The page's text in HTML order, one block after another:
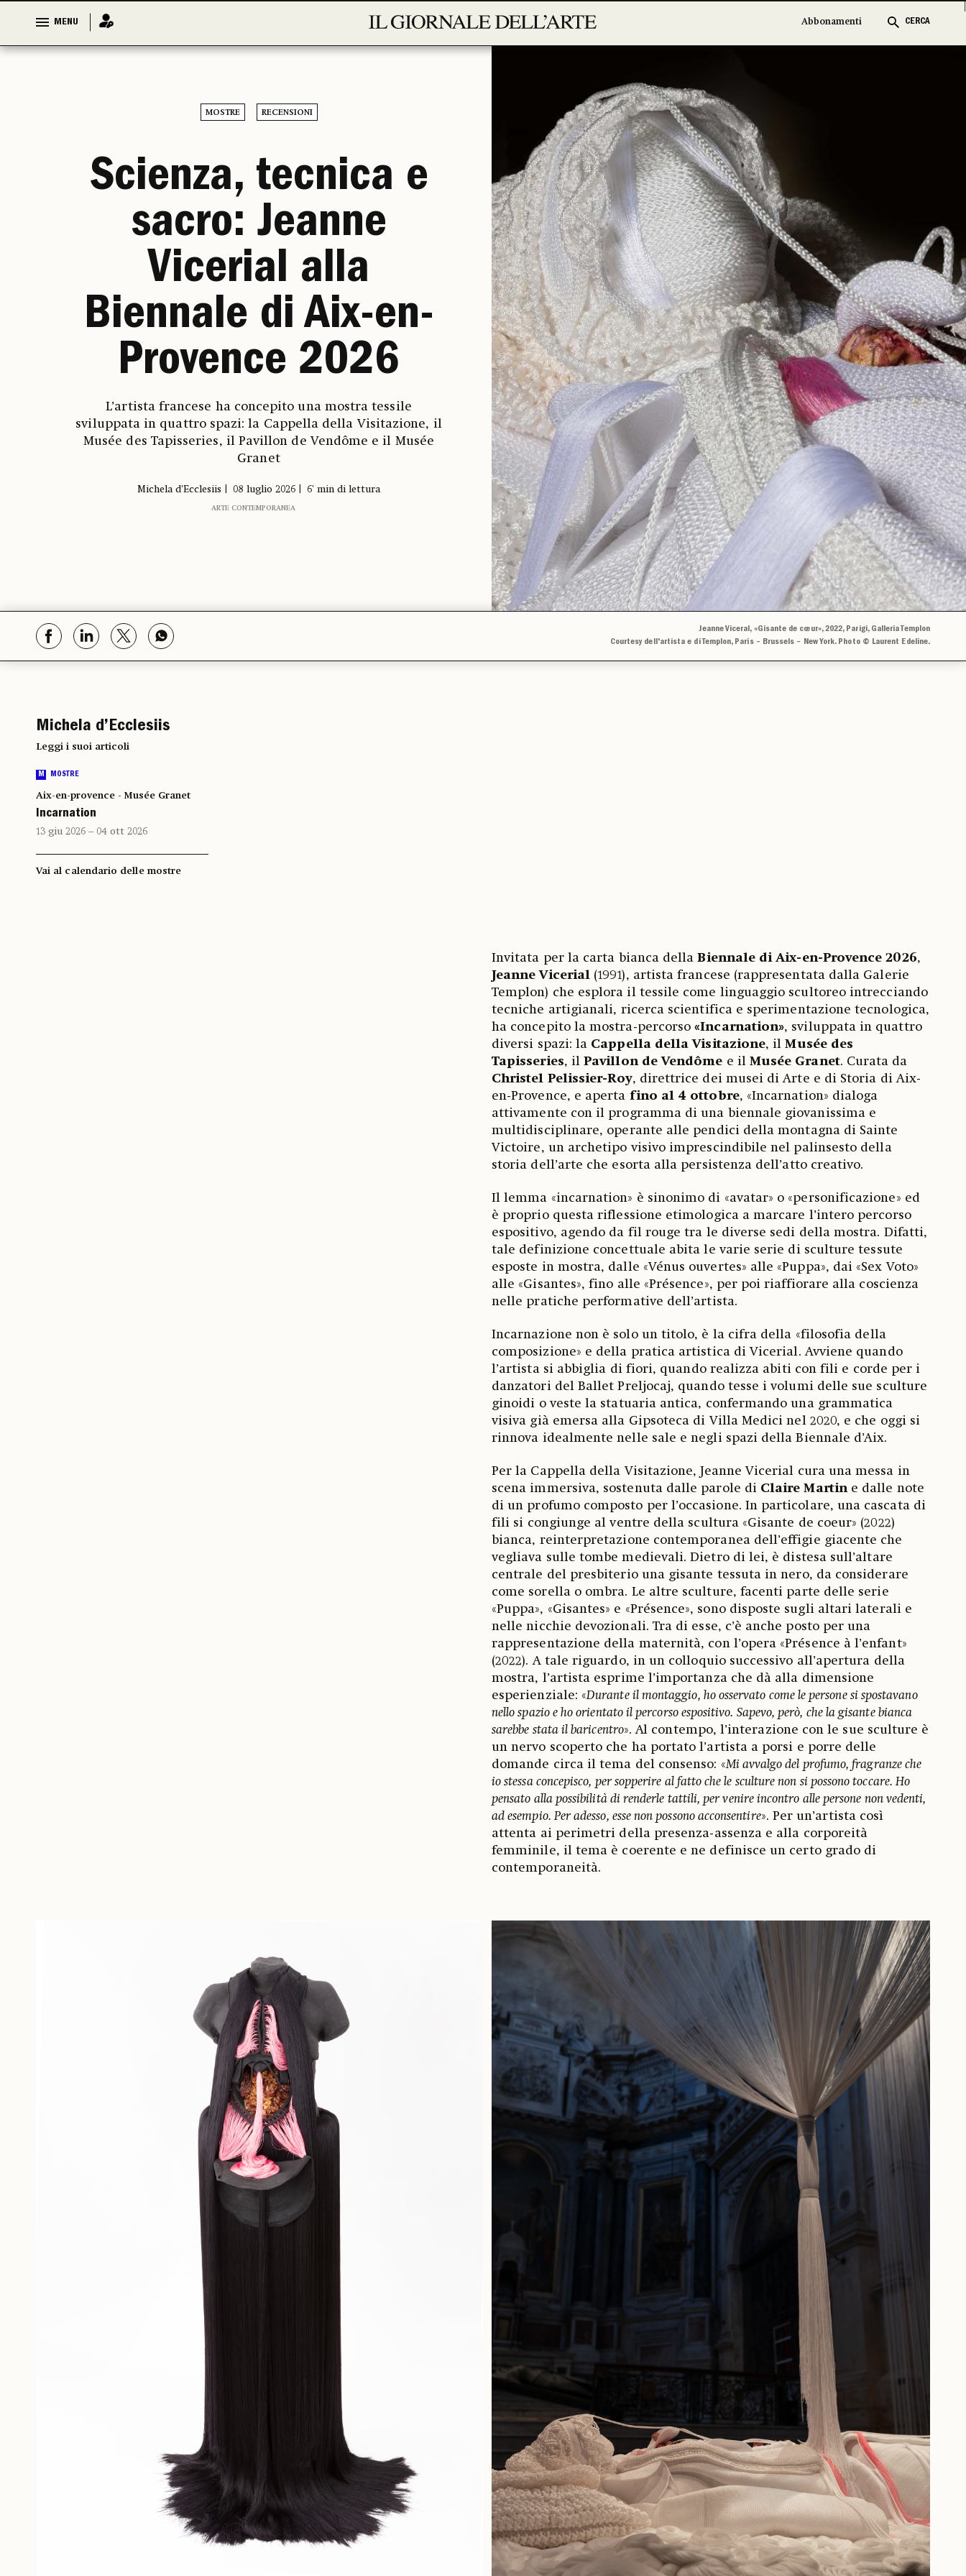
MENU Abbonamenti CERCA
MENU Abbonamenti CERCA
MOSTRE RECENSIONI
Scienza, tecnica e
sacro: Jeanne
Vicerial alla
Biennale di Aix-en-
Provence 2026
L’artista francese ha concepito una mostra tessile
sviluppata in quattro spazi: la Cappella della Visitazione, il
Musée des Tapisseries, il Pavillon de Vendôme e il Musée
Granet
Michela d’Ecclesiis 08 luglio 2026 6' min di lettura
ARTE CONTEMPORANEA
Jeanne Viceral, «Gisante de cœur», 2022, Parigi, Galleria Templon
Courtesy dell'artista e di Templon, Paris – Brussels – New York. Photo © Laurent Edeline.
Michela d’Ecclesiis
Leggi i suoi articoli
M MOSTRE
Aix-en-provence - Musée Granet
Incarnation
13 giu 2026 – 04 ott 2026
Vai al calendario delle mostre
Invitata per la carta bianca dellaBiennale di Aix-en-Provence 2026,
Jeanne Vicerial (1991), artista francese (rappresentata dalla Galerie
Templon) che esplora il tessile come linguaggio scultoreo intrecciando
tecniche artigianali, ricerca scientifica e sperimentazione tecnologica,
ha concepito la mostra-percorso«Incarnation», sviluppata in quattro
diversi spazi: la Cappella della Visitazione, ilMusée des
Tapisseries, ilPavillon de Vendôme e il Musée Granet. Curata da
Christel Pelissier-Roy, direttrice dei musei di Arte e di Storia di Aix-
en-Provence, e aperta fino al 4 ottobre, «Incarnation» dialoga
attivamente con il programma di una biennale giovanissima e
multidisciplinare, operante alle pendici della montagna di Sainte
Victoire, un archetipo visivo imprescindibile nel palinsesto della
storia dell’arte che esorta alla persistenza dell’atto creativo.
Il lemma «incarnation» è sinonimo di «avatar» o «personificazione» ed
è proprio questa riflessione etimologica a marcare l’intero percorso
espositivo, agendo da fil rouge tra le diverse sedi della mostra. Difatti,
tale definizione concettuale abita le varie serie di sculture tessute
esposte in mostra, dalle «Vénus ouvertes» alle «Puppa», dai «Sex Voto»
alle «Gisantes», fino alle «Présence», per poi riaffiorare alla coscienza
nelle pratiche performative dell’artista.
Incarnazione non è solo un titolo, è la cifra della «filosofia della
composizione» e della pratica artistica di Vicerial. Avviene quando
l’artista si abbiglia di fiori, quando realizza abiti con fili e corde per i
danzatori del Ballet Preljocaj, quando tesse i volumi delle sue sculture
ginoidi o veste la statuaria antica, confermando una grammatica
visiva già emersa alla Gipsoteca di Villa Medici nel 2020, e che oggi si
rinnova idealmente nelle sale e negli spazi della Biennale d’Aix.
Per la Cappella della Visitazione, Jeanne Vicerial cura una messa in
scena immersiva, sostenuta dalle parole di Claire Martine dalle note
di un profumo composto per l’occasione. In particolare, una cascata di
fili si congiunge al ventre della scultura «Gisante de coeur» (2022)
bianca, reinterpretazione contemporanea dell’effigie giacente che
vegliava sulle tombe medievali. Dietro di lei, è distesa sull’altare
centrale del presbiterio una gisante tessuta in nero, da considerare
come sorella o ombra. Le altre sculture, facenti parte delle serie
«Puppa», «Gisantes» e «Présence», sono disposte sugli altari laterali e
nelle nicchie devozionali. Tra di esse, c’è anche posto per una
rappresentazione della maternità, con l’opera «Présence à l’enfant»
(2022). A tale riguardo, in un colloquio successivo all’apertura della
mostra, l’artista esprime l’importanza che dà alla dimensione
esperienziale: «Durante il montaggio, ho osservato come le persone si spostavano
nello spazio e ho orientato il percorso espositivo. Sapevo, però, che la gisante bianca
sarebbe stata il baricentro». Al contempo, l’interazione con le sue sculture è
un nervo scoperto che ha portato l’artista a porsi e porre delle
domande circa il tema del consenso: «Mi avvalgo del profumo, fragranze che
io stessa concepisco, per sopperire al fatto che le sculture non si possono toccare. Ho
pensato alla possibilità di renderle tattili, per venire incontro alle persone non vedenti,
ad esempio. Per adesso, esse non possono acconsentire». Per un’artista così
attenta ai perimetri della presenza-assenza e alla corporeità
femminile, il tema è coerente e ne definisce un certo grado di
contemporaneità.